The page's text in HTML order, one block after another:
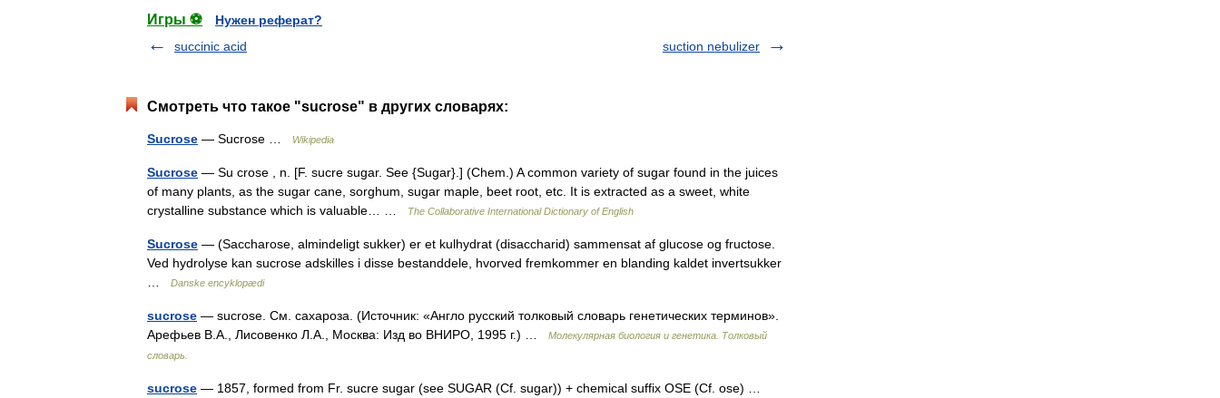
Игры ⚽
Нужен реферат?
succinic acid
suction nebulizer
Смотреть что такое "sucrose" в других словарях:
Sucrose — Sucrose … Wikipedia
Sucrose — Su crose , n. [F. sucre sugar. See {Sugar}.] (Chem.) A common variety of sugar found in the juices
of many plants, as the sugar cane, sorghum, sugar maple, beet root, etc. It is extracted as a sweet, white
crystalline substance which is valuable… …
The Collaborative International Dictionary of English
Sucrose — (Saccharose, almindeligt sukker) er et kulhydrat (disaccharid) sammensat af glucose og fructose.
Ved hydrolyse kan sucrose adskilles i disse bestanddele, hvorved fremkommer en blanding kaldet invertsukker
Danske encyklopædi
sucrose — sucrose. См. сахароза. (Источник: «Англо русский толковый словарь генетических терминов».
Арефьев В.А., Лисовенко Л.А., Москва: Изд во ВНИРО, 1995 г.) …
Молекулярная биология и генетика. Толковый
словарь.
sucrose — 1857, formed from Fr. sucre sugar (see SUGAR (Cf. sugar)) + chemical suffix OSE (Cf. ose) …